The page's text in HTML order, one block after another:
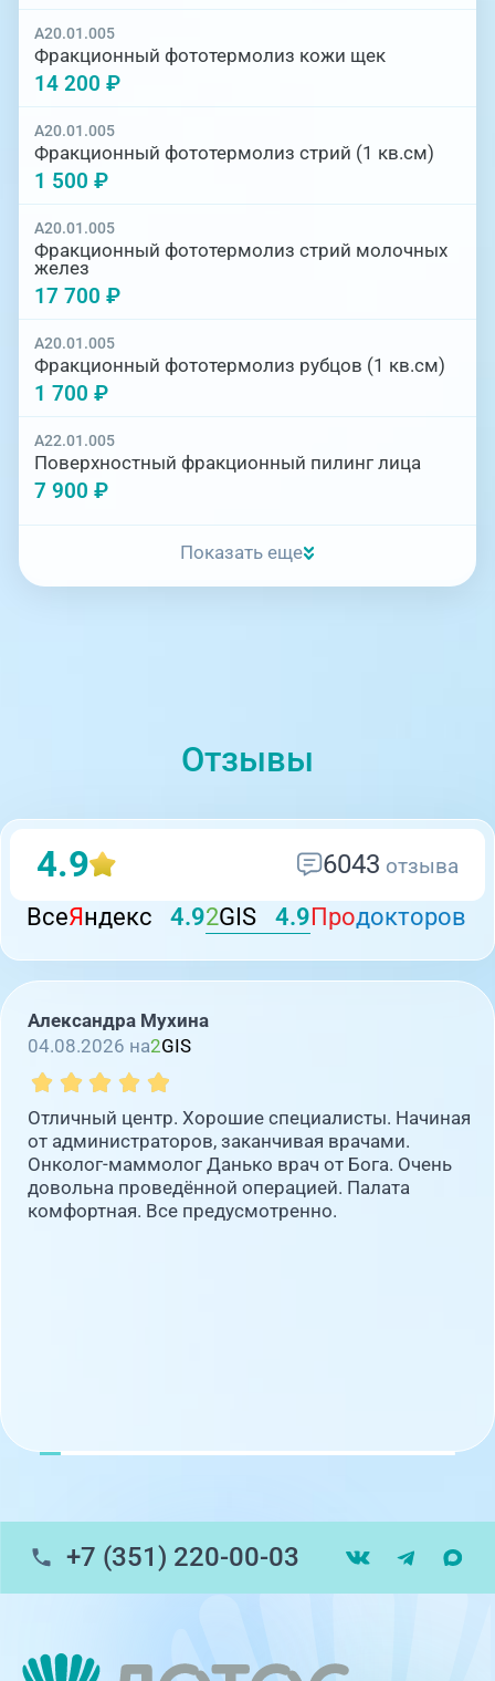
A20.01.005
Фракционный фототермолиз кожи щек
14 200 ₽
A20.01.005
Фракционный фототермолиз стрий (1 кв.см)
1 500 ₽
A20.01.005
Фракционный фототермолиз стрий молочных
желез
17 700 ₽
A20.01.005
Фракционный фототермолиз рубцов (1 кв.см)
1 700 ₽
A22.01.005
Поверхностный фракционный пилинг лица
7 900 ₽
Показать еще
Отзывы
4.9 6043 отзыва
ВсеЯндекс 4.92GIS 4.9Продокторов
Александра Мухина
04.08.2026 на2GIS
Отличный центр. Хорошие специалисты. Начиная
от администраторов, заканчивая врачами.
Онколог-маммолог Данько врач от Бога. Очень
довольна проведённой операцией. Палата
комфортная. Все предусмотренно.
+7 (351) 220-00-03